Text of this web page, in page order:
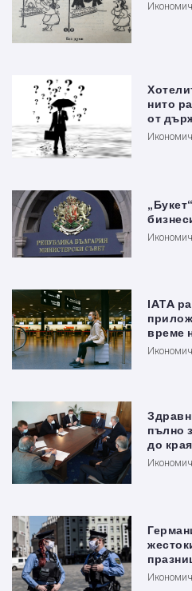
нито
от
IATA
време
пълно
до